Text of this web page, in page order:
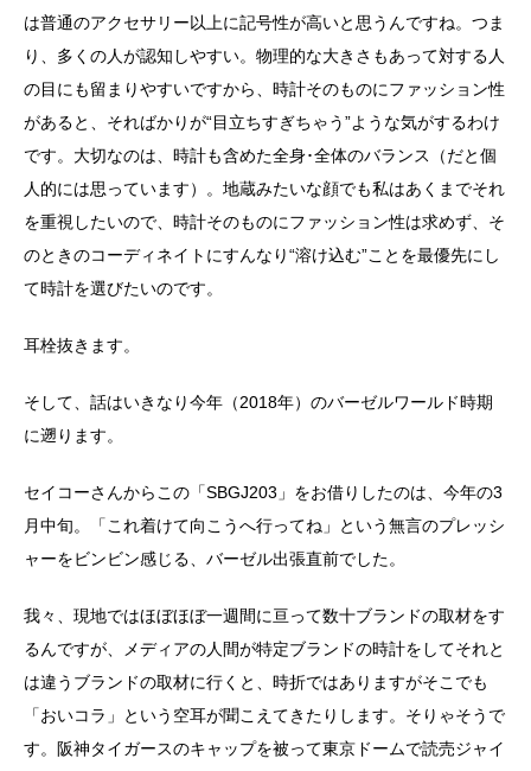
は普通のアクセサリー以上に記号性が高いと思うんですね。つま
り、多くの人が認知しやすい。物理的な大きさもあって対する人
の目にも留まりやすいですから、時計そのものにファッション性
があると、そればかりが“目立ちすぎちゃう”ような気がするわけ
です。大切なのは、時計も含めた全身･全体のバランス（だと個
人的には思っています）。地蔵みたいな顔でも私はあくまでそれ
を重視したいので、時計そのものにファッション性は求めず、そ
のときのコーディネイトにすんなり“溶け込む”ことを最優先にし
て時計を選びたいのです。
耳栓抜きます。
そして、話はいきなり今年（2018年）のバーゼルワールド時期
に遡ります。
セイコーさんからこの「SBGJ203」をお借りしたのは、今年の3
月中旬。「これ着けて向こうへ行ってね」という無言のプレッシ
ャーをビンビン感じる、バーゼル出張直前でした。
我々、現地ではほぼほぼ一週間に亘って数十ブランドの取材をす
るんですが、メディアの人間が特定ブランドの時計をしてそれと
は違うブランドの取材に行くと、時折ではありますがそこでも
「おいコラ」という空耳が聞こえてきたりします。そりゃそうで
す。阪神タイガースのキャップを被って東京ドームで読売ジャイ